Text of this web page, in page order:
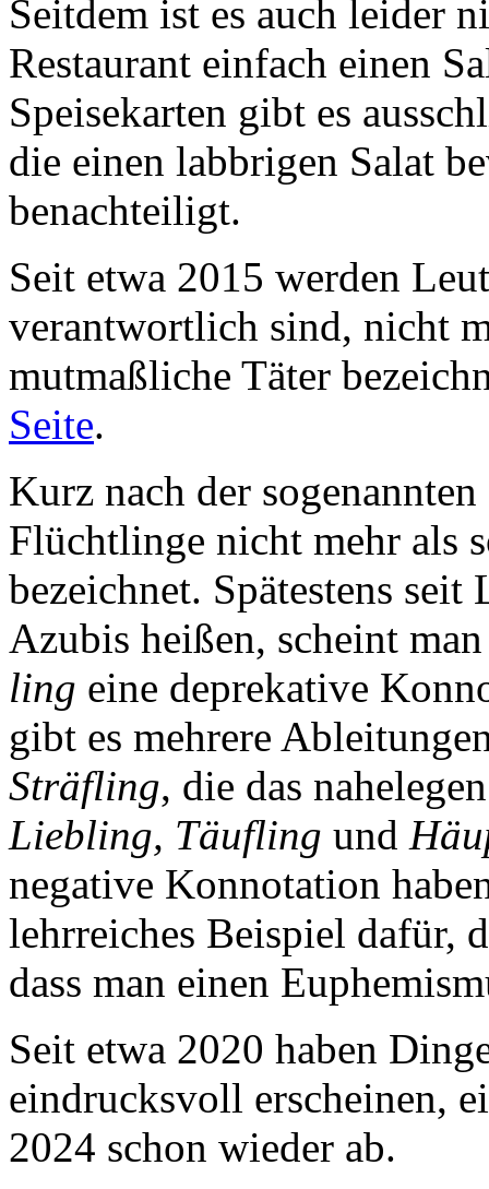
Seitdem ist es auch leider
Restaurant einfach einen
Speisekarten gibt es
die einen labbrigen Salat
benachteiligt.
Seit etwa 2015 werden
verantwortlich sind, nicht
mutmaßliche Täter
Seite.
Kurz nach der
Flüchtlinge nicht mehr als
bezeichnet. Spätestens
Azubis heißen, scheint
ling eine deprekative
gibt es mehrere
Sträfling, die das
Liebling, Täufling und
negative Konnotation
lehrreiches Beispiel dafür,
dass man einen
Seit etwa 2020 haben
eindrucksvoll erscheinen,
2024 schon wieder ab.